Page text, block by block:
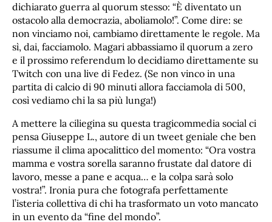
dichiarato guerra al quorum stesso: “È diventato un
ostacolo alla democrazia, aboliamolo!”. Come dire: se
non vinciamo noi, cambiamo direttamente le regole. Ma
sì, dai, facciamolo. Magari abbassiamo il quorum a zero
e il prossimo referendum lo decidiamo direttamente su
Twitch con una live di Fedez. (Se non vinco in una
partita di calcio di 90 minuti allora facciamola di 500,
così vediamo chi la sa più lunga!)
A mettere la ciliegina su questa tragicommedia social ci
pensa Giuseppe L., autore di un tweet geniale che ben
riassume il clima apocalittico del momento: “Ora vostra
mamma e vostra sorella saranno frustate dal datore di
lavoro, messe a pane e acqua… e la colpa sarà solo
vostra!”. Ironia pura che fotografa perfettamente
l’isteria collettiva di chi ha trasformato un voto mancato
in un evento da “fine del mondo”.